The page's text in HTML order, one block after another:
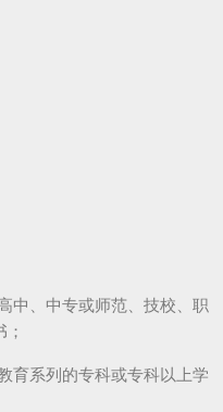
中、中专或师范、技校、职
育系列的专科或专科以上学